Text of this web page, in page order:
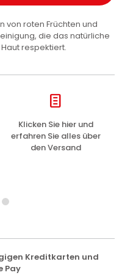
von roten Früchten und
die das natürliche
respektiert.
Klicken Sie hier und
erfahren Sie alles über
den Versand
Kreditkarten und
Pay